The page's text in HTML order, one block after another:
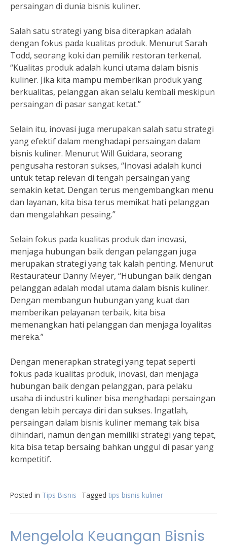
persaingan di dunia bisnis kuliner.
Salah satu strategi yang bisa diterapkan adalah
dengan fokus pada kualitas produk. Menurut Sarah
Todd, seorang koki dan pemilik restoran terkenal,
“Kualitas produk adalah kunci utama dalam bisnis
kuliner. Jika kita mampu memberikan produk yang
berkualitas, pelanggan akan selalu kembali meskipun
persaingan di pasar sangat ketat.”
Selain itu, inovasi juga merupakan salah satu strategi
yang efektif dalam menghadapi persaingan dalam
bisnis kuliner. Menurut Will Guidara, seorang
pengusaha restoran sukses, “Inovasi adalah kunci
untuk tetap relevan di tengah persaingan yang
semakin ketat. Dengan terus mengembangkan menu
dan layanan, kita bisa terus memikat hati pelanggan
dan mengalahkan pesaing.”
Selain fokus pada kualitas produk dan inovasi,
menjaga hubungan baik dengan pelanggan juga
merupakan strategi yang tak kalah penting. Menurut
Restaurateur Danny Meyer, “Hubungan baik dengan
pelanggan adalah modal utama dalam bisnis kuliner.
Dengan membangun hubungan yang kuat dan
memberikan pelayanan terbaik, kita bisa
memenangkan hati pelanggan dan menjaga loyalitas
mereka.”
Dengan menerapkan strategi yang tepat seperti
fokus pada kualitas produk, inovasi, dan menjaga
hubungan baik dengan pelanggan, para pelaku
usaha di industri kuliner bisa menghadapi persaingan
dengan lebih percaya diri dan sukses. Ingatlah,
persaingan dalam bisnis kuliner memang tak bisa
dihindari, namun dengan memiliki strategi yang tepat,
kita bisa tetap bersaing bahkan unggul di pasar yang
kompetitif.
Posted in Tips Bisnis Tagged tips bisnis kuliner
Mengelola Keuangan Bisnis